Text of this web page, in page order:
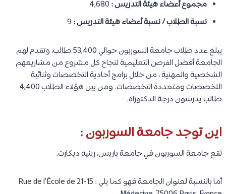
مجموع أعضاء هيئة التدريس :
نسبة الطلاب / نسبة أعضاء هيئة التدريس :
يبلغ عدد طلاب جامعة السوربون حوالي 53,400 طالب، وتقدم لهم
الجامعة أفضل الفرص التعليمية لنجاح كل مشروع من مشاريعهم
الشخصية والمهنية ، من خلال برامج أحادية التخصصات وثنائية
التخصصات ومتعددة التخصصات. ومن بين هؤلاء الطلاب 4,400
طالب يدرسون درجة الدكتوراه.
اين توجد جامعة السوربون :
تقع جامعة السوربون في جامعة باريس، رينيه ديكارت.
أما بالنسبة لعنوان الجامعة فهو كما يلي : 15-21 Rue de l’École de